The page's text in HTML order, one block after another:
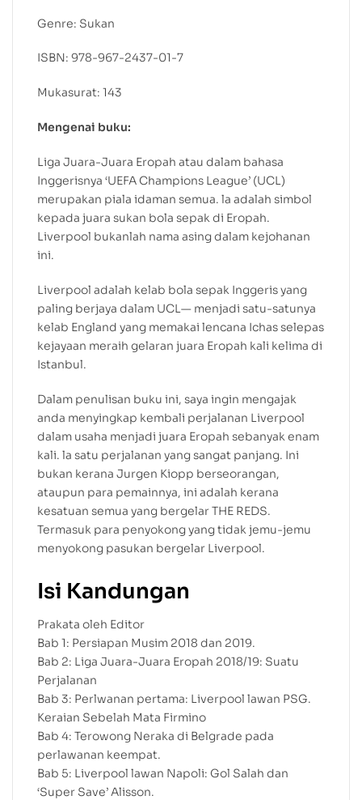
Genre: Sukan
ISBN: 978-967-2437-01-7
Mukasurat: 143
Mengenai buku:
Liga Juara-Juara Eropah atau dalam bahasa
Inggerisnya ‘UEFA Champions League’ (UCL)
merupakan piala idaman semua. la adalah simbol
kepada juara sukan bola sepak di Eropah.
Liverpool bukanlah nama asing dalam kejohanan
ini.
Liverpool adalah kelab bola sepak Inggeris yang
paling berjaya dalam UCL— menjadi satu-satunya
kelab England yang memakai lencana Ichas selepas
kejayaan meraih gelaran juara Eropah kali kelima di
Istanbul.
Dalam penulisan buku ini, saya ingin mengajak
anda menyingkap kembali perjalanan Liverpool
dalam usaha menjadi juara Eropah sebanyak enam
kali. la satu perjalanan yang sangat panjang. Ini
bukan kerana Jurgen Kiopp berseorangan,
ataupun para pemainnya, ini adalah kerana
kesatuan semua yang bergelar THE REDS.
Termasuk para penyokong yang tidak jemu-jemu
menyokong pasukan bergelar Liverpool.
Isi Kandungan
Prakata oleh Editor
Bab 1: Persiapan Musim 2018 dan 2019.
Bab 2: Liga Juara-Juara Eropah 2018/19: Suatu
Perjalanan
Bab 3: Perlwanan pertama: Liverpool lawan PSG.
Keraian Sebelah Mata Firmino
Bab 4: Terowong Neraka di Belgrade pada
perlawanan keempat.
Bab 5: Liverpool lawan Napoli: Gol Salah dan
‘Super Save’ Alisson.